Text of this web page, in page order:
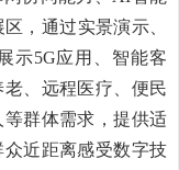
，通过实景演示、
示5G应用、智能客
、远程医疗、便民
群体需求，提供适
近距离感受数字技